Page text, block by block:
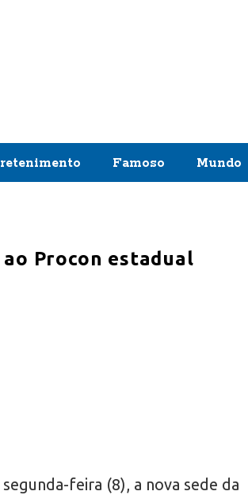
Famoso Mundo
Procon estadual
feira (8), a nova sede da